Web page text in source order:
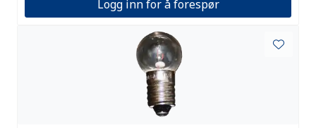
Logg inn for å forespør